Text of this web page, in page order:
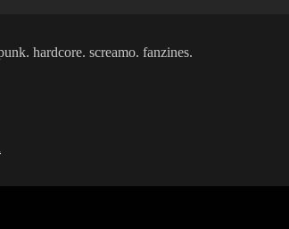
hardcore. screamo. fanzines.